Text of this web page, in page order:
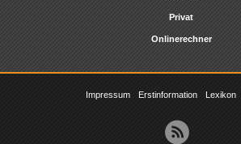
Privat
Onlinerechner
Impressum Erstinformation Lexikon